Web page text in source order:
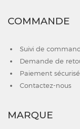
COMMANDE
Suivi de
Demande de
Paiement sécurisé
Contactez-nous
MARQUE